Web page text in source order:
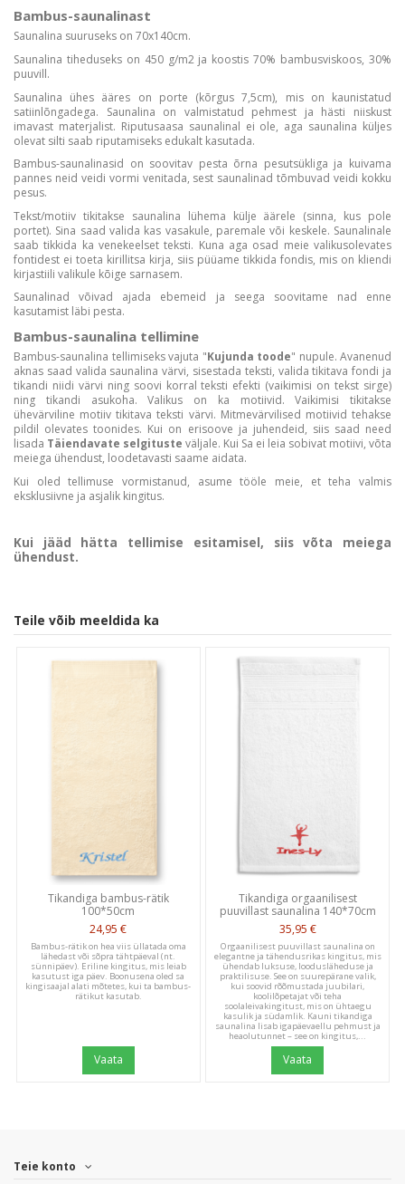
Bambus-saunalinast
Saunalina suuruseks on 70x140cm.
Saunalina tiheduseks on 450 g/m2 ja koostis 70% bambusviskoos, 30%
puuvill.
Saunalina ühes ääres on porte (kõrgus 7,5cm), mis on kaunistatud
satiinlõngadega. Saunalina on valmistatud pehmest ja hästi niiskust
imavast materjalist. Riputusaasa saunalinal ei ole, aga saunalina küljes
olevat silti saab riputamiseks edukalt kasutada.
Bambus-saunalinasid on soovitav pesta õrna pesutsükliga ja kuivama
pannes neid veidi vormi venitada, sest saunalinad tõmbuvad veidi kokku
pesus.
Tekst/motiiv tikitakse saunalina lühema külje äärele (sinna, kus pole
portet). Sina saad valida kas vasakule, paremale või keskele. Saunalinale
saab tikkida ka venekeelset teksti. Kuna aga osad meie valikusolevates
fontidest ei toeta kirillitsa kirja, siis püüame tikkida fondis, mis on kliendi
kirjastiili valikule kõige sarnasem.
Saunalinad võivad ajada ebemeid ja seega soovitame nad enne
kasutamist läbi pesta.
Bambus-saunalina tellimine
Bambus-saunalina tellimiseks vajuta "Kujunda toode" nupule. Avanenud
aknas saad valida saunalina värvi, sisestada teksti, valida tikitava fondi ja
tikandi niidi värvi ning soovi korral teksti efekti (vaikimisi on tekst sirge)
ning tikandi asukoha. Valikus on ka motiivid. Vaikimisi tikitakse
ühevärviline motiiv tikitava teksti värvi. Mitmevärvilised motiivid tehakse
pildil olevates toonides. Kui on erisoove ja juhendeid, siis saad need
lisada Täiendavate selgituste väljale. Kui Sa ei leia sobivat motiivi, võta
meiega ühendust, loodetavasti saame aidata.
Kui oled tellimuse vormistanud, asume tööle meie, et teha valmis
eksklusiivne ja asjalik kingitus.
Kui jääd hätta tellimise esitamisel, siis võta meiega
ühendust.
Anne M.
Verified Buyer
Olen väga rahul. Teenindus oli
Olen väga rahul. Teenindus oli kiire ja tulemus ilus.
date
07/30/25
Teile võib meeldida ka
Tikandiga bambus-rätik
100*50cm
24,95 €
Bambus-rätik on hea viis üllatada oma
lähedast või sõpra tähtpäeval (nt.
sünnipäev). Eriline kingitus, mis leiab
kasutust iga päev. Boonusena oled sa
kingisaajal alati mõtetes, kui ta bambus-
rätikut kasutab.
Vaata
Tikandiga orgaanilisest
puuvillast saunalina 140*70cm
35,95 €
Orgaanilisest puuvillast saunalina on
elegantne ja tähendusrikas kingitus, mis
ühendab luksuse, loodusläheduse ja
praktilisuse. See on suurepärane valik,
kui soovid rõõmustada juubilari,
koolilõpetajat või teha
soolaleivakingitust, mis on ühtaegu
kasulik ja südamlik. Kauni tikandiga
saunalina lisab igapäevaellu pehmust ja
heaolutunnet – see on kingitus,...
Vaata
Teie konto